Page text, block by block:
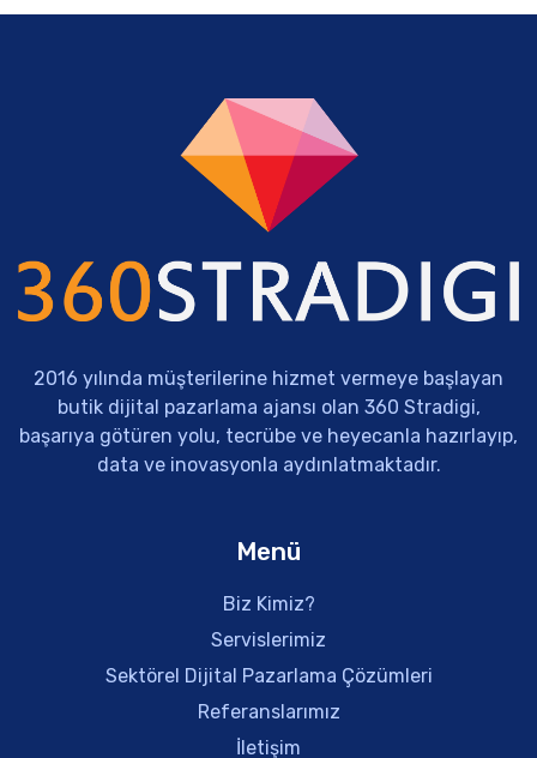
2016 yılında müşterilerine hizmet vermeye başlayan
butik dijital pazarlama ajansı olan 360 Stradigi,
başarıya götüren yolu, tecrübe ve heyecanla hazırlayıp,
data ve inovasyonla aydınlatmaktadır.
Menü
Biz Kimiz?
Servislerimiz
Sektörel Dijital Pazarlama Çözümleri
Referanslarımız
İletişim